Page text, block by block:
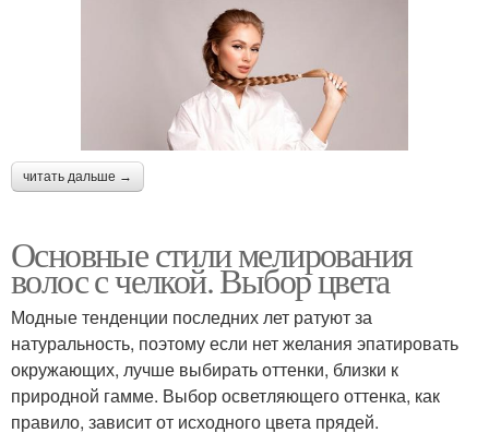
читать дальше →
Основные стили мелирования
волос с челкой. Выбор цвета
Модные тенденции последних лет ратуют за
натуральность, поэтому если нет желания эпатировать
окружающих, лучше выбирать оттенки, близки к
природной гамме. Выбор осветляющего оттенка, как
правило, зависит от исходного цвета прядей.